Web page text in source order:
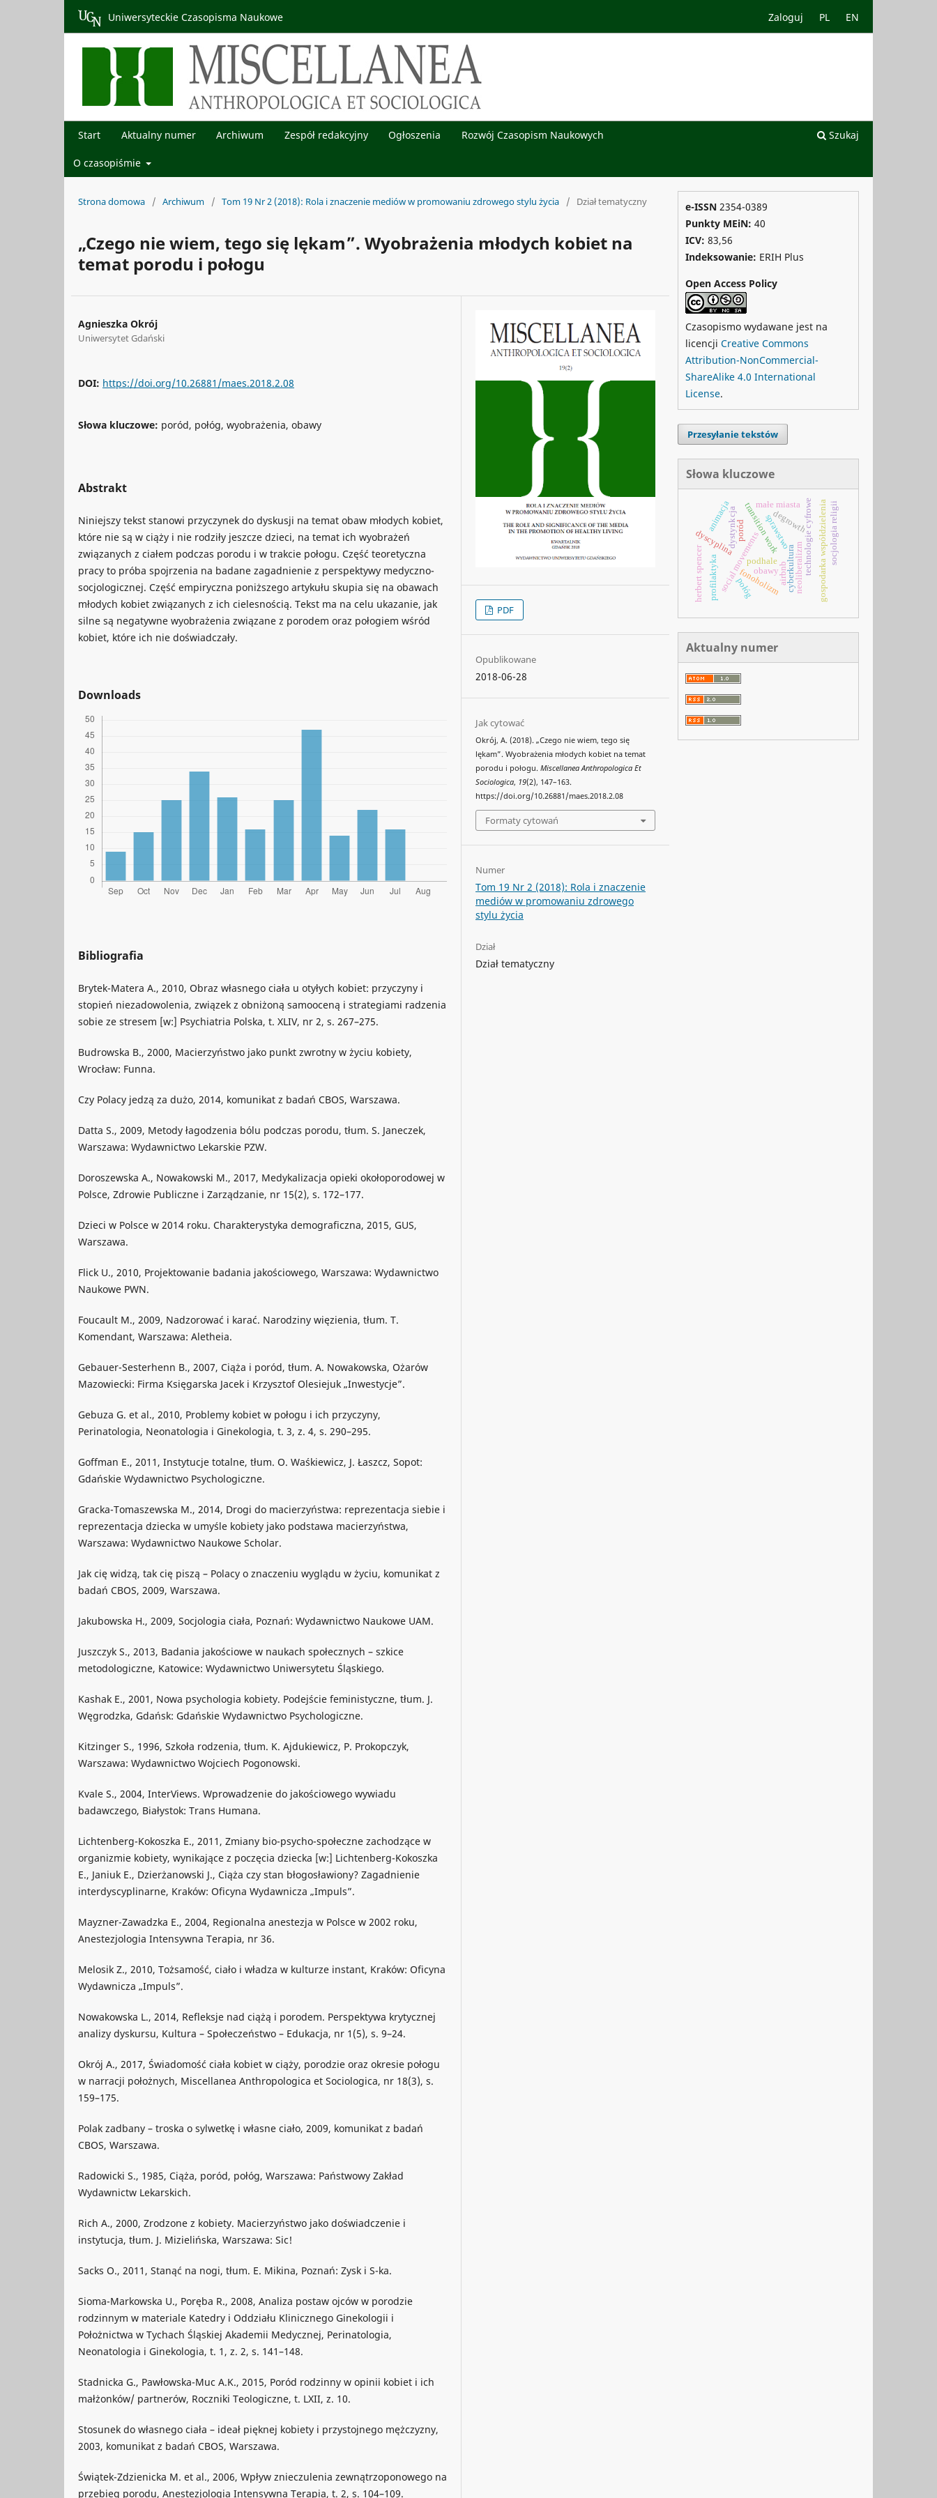
Start Aktualny numer Archiwum Zespół redakcyjny Ogłoszenia Rozwój Czasopism Naukowych
O czasopiśmie
Szukaj
Zaloguj PL EN
Uniwersyteckie Czasopisma Naukowe
Strona domowa / Archiwum / Tom 19 Nr 2 (2018): Rola i znaczenie mediów w promowaniu zdrowego stylu życia / Dział tematyczny
„Czego nie wiem, tego się lękam”. Wyobrażenia młodych kobiet na
temat porodu i połogu
Agnieszka Okrój
Uniwersytet Gdański
DOI: https://doi.org/10.26881/maes.2018.2.08
Słowa kluczowe: poród, połóg, wyobrażenia, obawy
Abstrakt
Niniejszy tekst stanowi przyczynek do dyskusji na temat obaw młodych kobiet,
które nie są w ciąży i nie rodziły jeszcze dzieci, na temat ich wyobrażeń
związanych z ciałem podczas porodu i w trakcie połogu. Część teoretyczna
pracy to próba spojrzenia na badane zagadnienie z perspektywy medyczno-
socjologicznej. Część empiryczna poniższego artykułu skupia się na obawach
młodych kobiet związanych z ich cielesnością. Tekst ma na celu ukazanie, jak
silne są negatywne wyobrażenia związane z porodem oraz połogiem wśród
kobiet, które ich nie doświadczały.
Downloads
Bibliografia
Brytek-Matera A., 2010, Obraz własnego ciała u otyłych kobiet: przyczyny i
stopień niezadowolenia, związek z obniżoną samooceną i strategiami radzenia
sobie ze stresem [w:] Psychiatria Polska, t. XLIV, nr 2, s. 267–275.
Budrowska B., 2000, Macierzyństwo jako punkt zwrotny w życiu kobiety,
Wrocław: Funna.
Czy Polacy jedzą za dużo, 2014, komunikat z badań CBOS, Warszawa.
Datta S., 2009, Metody łagodzenia bólu podczas porodu, tłum. S. Janeczek,
Warszawa: Wydawnictwo Lekarskie PZW.
Doroszewska A., Nowakowski M., 2017, Medykalizacja opieki okołoporodowej w
Polsce, Zdrowie Publiczne i Zarządzanie, nr 15(2), s. 172–177.
Dzieci w Polsce w 2014 roku. Charakterystyka demograficzna, 2015, GUS,
Warszawa.
Flick U., 2010, Projektowanie badania jakościowego, Warszawa: Wydawnictwo
Naukowe PWN.
Foucault M., 2009, Nadzorować i karać. Narodziny więzienia, tłum. T.
Komendant, Warszawa: Aletheia.
Gebauer-Sesterhenn B., 2007, Ciąża i poród, tłum. A. Nowakowska, Ożarów
Mazowiecki: Firma Księgarska Jacek i Krzysztof Olesiejuk „Inwestycje”.
Gebuza G. et al., 2010, Problemy kobiet w połogu i ich przyczyny,
Perinatologia, Neonatologia i Ginekologia, t. 3, z. 4, s. 290–295.
Goffman E., 2011, Instytucje totalne, tłum. O. Waśkiewicz, J. Łaszcz, Sopot:
Gdańskie Wydawnictwo Psychologiczne.
Gracka-Tomaszewska M., 2014, Drogi do macierzyństwa: reprezentacja siebie i
reprezentacja dziecka w umyśle kobiety jako podstawa macierzyństwa,
Warszawa: Wydawnictwo Naukowe Scholar.
Jak cię widzą, tak cię piszą – Polacy o znaczeniu wyglądu w życiu, komunikat z
badań CBOS, 2009, Warszawa.
Jakubowska H., 2009, Socjologia ciała, Poznań: Wydawnictwo Naukowe UAM.
Juszczyk S., 2013, Badania jakościowe w naukach społecznych – szkice
metodologiczne, Katowice: Wydawnictwo Uniwersytetu Śląskiego.
Kashak E., 2001, Nowa psychologia kobiety. Podejście feministyczne, tłum. J.
Węgrodzka, Gdańsk: Gdańskie Wydawnictwo Psychologiczne.
Kitzinger S., 1996, Szkoła rodzenia, tłum. K. Ajdukiewicz, P. Prokopczyk,
Warszawa: Wydawnictwo Wojciech Pogonowski.
Kvale S., 2004, InterViews. Wprowadzenie do jakościowego wywiadu
badawczego, Białystok: Trans Humana.
Lichtenberg-Kokoszka E., 2011, Zmiany bio-psycho-społeczne zachodzące w
organizmie kobiety, wynikające z poczęcia dziecka [w:] Lichtenberg-Kokoszka
E., Janiuk E., Dzierżanowski J., Ciąża czy stan błogosławiony? Zagadnienie
interdyscyplinarne, Kraków: Oficyna Wydawnicza „Impuls”.
Mayzner-Zawadzka E., 2004, Regionalna anestezja w Polsce w 2002 roku,
Anestezjologia Intensywna Terapia, nr 36.
Melosik Z., 2010, Tożsamość, ciało i władza w kulturze instant, Kraków: Oficyna
Wydawnicza „Impuls”.
Nowakowska L., 2014, Refleksje nad ciążą i porodem. Perspektywa krytycznej
analizy dyskursu, Kultura – Społeczeństwo – Edukacja, nr 1(5), s. 9–24.
Okrój A., 2017, Świadomość ciała kobiet w ciąży, porodzie oraz okresie połogu
w narracji położnych, Miscellanea Anthropologica et Sociologica, nr 18(3), s.
159–175.
Polak zadbany – troska o sylwetkę i własne ciało, 2009, komunikat z badań
CBOS, Warszawa.
Radowicki S., 1985, Ciąża, poród, połóg, Warszawa: Państwowy Zakład
Wydawnictw Lekarskich.
Rich A., 2000, Zrodzone z kobiety. Macierzyństwo jako doświadczenie i
instytucja, tłum. J. Mizielińska, Warszawa: Sic!
Sacks O., 2011, Stanąć na nogi, tłum. E. Mikina, Poznań: Zysk i S-ka.
Sioma-Markowska U., Poręba R., 2008, Analiza postaw ojców w porodzie
rodzinnym w materiale Katedry i Oddziału Klinicznego Ginekologii i
Położnictwa w Tychach Śląskiej Akademii Medycznej, Perinatologia,
Neonatologia i Ginekologia, t. 1, z. 2, s. 141–148.
Stadnicka G., Pawłowska-Muc A.K., 2015, Poród rodzinny w opinii kobiet i ich
małżonków/ partnerów, Roczniki Teologiczne, t. LXII, z. 10.
Stosunek do własnego ciała – ideał pięknej kobiety i przystojnego mężczyzny,
2003, komunikat z badań CBOS, Warszawa.
Świątek-Zdzienicka M. et al., 2006, Wpływ znieczulenia zewnątrzoponowego na
przebieg porodu, Anestezjologia Intensywna Terapia, t. 2, s. 104–109.
PDF
Opublikowane
2018-06-28
Jak cytować
Okrój, A. (2018). „Czego nie wiem, tego się
lękam”. Wyobrażenia młodych kobiet na temat
porodu i połogu.Miscellanea Anthropologica Et
Sociologica, 19(2), 147–163.
https://doi.org/10.26881/maes.2018.2.08
Formaty cytowań
Numer
Tom 19 Nr 2 (2018): Rola i znaczenie
mediów w promowaniu zdrowego
stylu życia
Dział
Dział tematyczny
e-ISSN 2354-0389
Punkty MEiN: 40
ICV: 83,56
Indeksowanie: ERIH Plus
Open Access Policy
Czasopismo wydawane jest na
licencji Creative Commons
Attribution-NonCommercial-
ShareAlike 4.0 International
License.
Przesyłanie tekstów
Słowa kluczowe
neoliberalizm
airbnbcyberkulturatechnologie cyfrowe
transition work
social movements
degrowth
dystynkcja
podhale gospodarka współdzielenia
fonoholizm
sprawstwo
dyscyplina
małe miasta
herbert spencer
socjologia religii
profilaktyka
animacja
obawy
połóg
poród
Aktualny numer